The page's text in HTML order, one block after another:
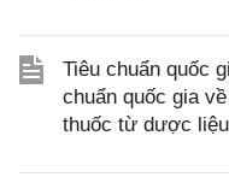
Tiêu chuẩn quốc
chuẩn quốc gia
thuốc từ dược liệu